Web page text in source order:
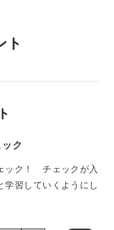
ト
ク
ック！ チェックが入
学習していくようにし